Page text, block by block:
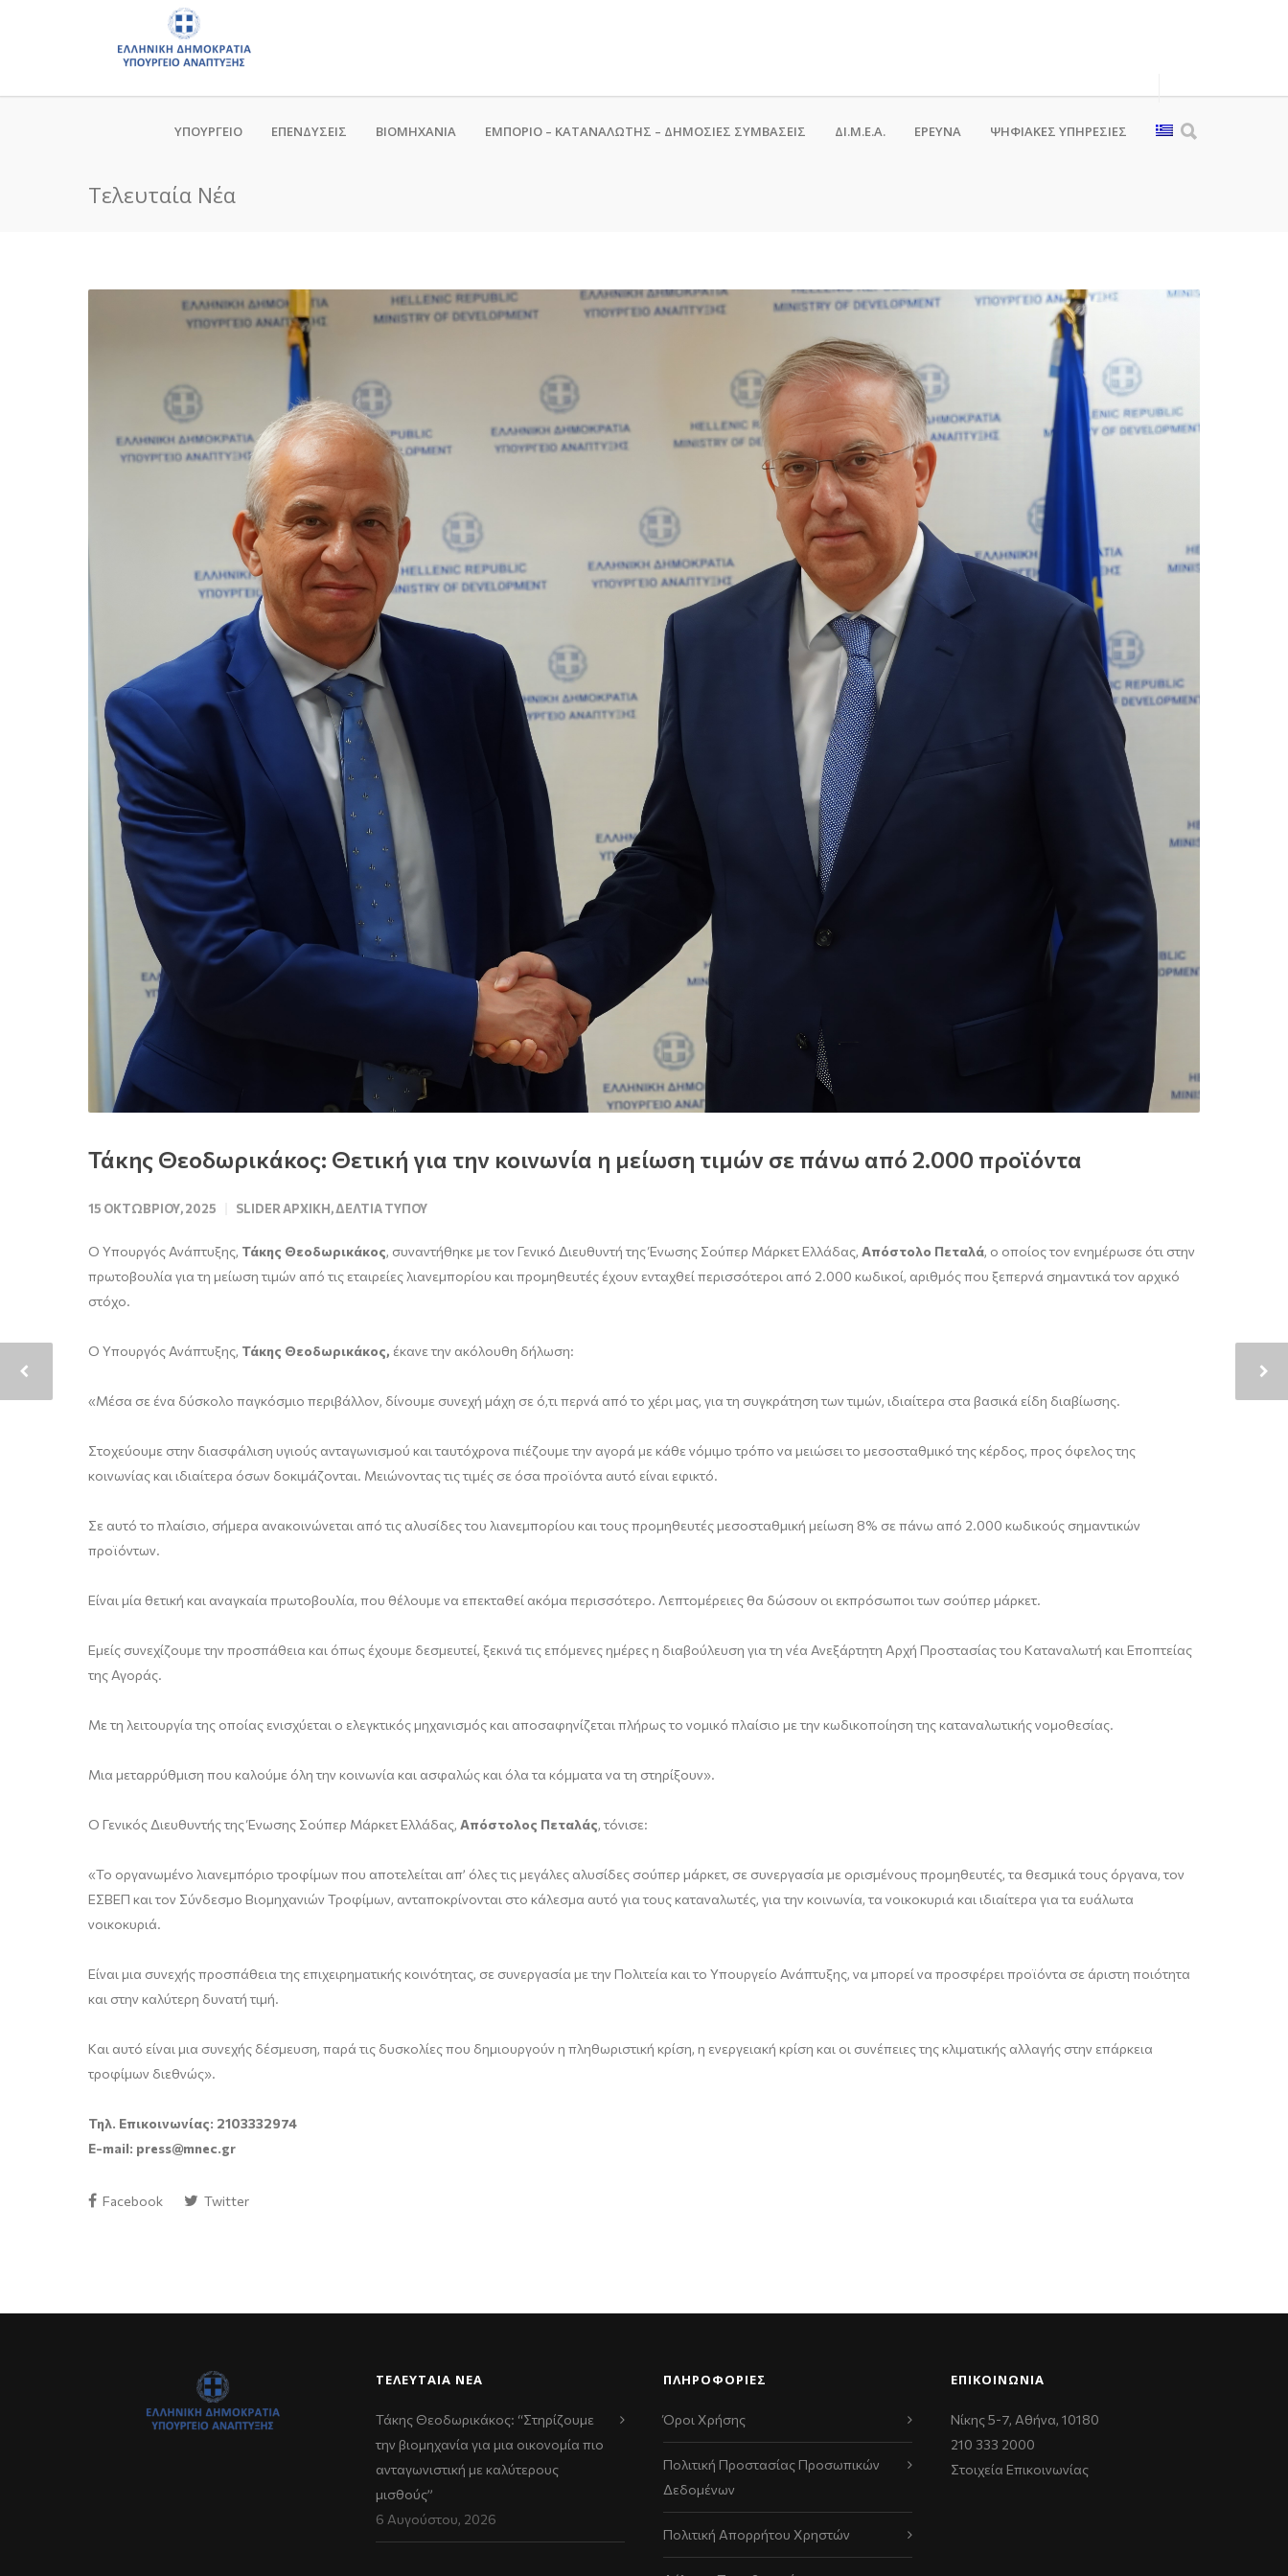
ΥΠΟΥΡΓΕΙΟ ΕΠΕΝΔΥΣΕΙΣ ΒΙΟΜΗΧΑΝΙΑ ΕΜΠΟΡΙΟ – ΚΑΤΑΝΑΛΩΤΗΣ – ΔΗΜΟΣΙΕΣ ΣΥΜΒΑΣΕΙΣ ΔΙ.Μ.Ε.Α. ΕΡΕΥΝΑ ΨΗΦΙΑΚΈΣ ΥΠΗΡΕΣΊΕΣ
Τελευταία Νέα
Τάκης Θεοδωρικάκος: Θετική για την κοινωνία η μείωση τιμών σε πάνω από 2.000 προϊόντα
15 ΟΚΤΩΒΡΊΟΥ, 2025 SLIDER ΑΡΧΙΚΉ,ΔΕΛΤΊΑ ΤΎΠΟΥ
Ο Υπουργός Ανάπτυξης, Τάκης Θεοδωρικάκος, συναντήθηκε με τον Γενικό Διευθυντή της Ένωσης Σούπερ Μάρκετ Ελλάδας, Απόστολο Πεταλά, ο οποίος τον ενημέρωσε ότι στην
πρωτοβουλία για τη μείωση τιμών από τις εταιρείες λιανεμπορίου και προμηθευτές έχουν ενταχθεί περισσότεροι από 2.000 κωδικοί, αριθμός που ξεπερνά σημαντικά τον αρχικό
στόχο.
O Υπουργός Ανάπτυξης, Τάκης Θεοδωρικάκος, έκανε την ακόλουθη δήλωση:
«Μέσα σε ένα δύσκολο παγκόσμιο περιβάλλον, δίνουμε συνεχή μάχη σε ό,τι περνά από το χέρι μας, για τη συγκράτηση των τιμών, ιδιαίτερα στα βασικά είδη διαβίωσης.
Στοχεύουμε στην διασφάλιση υγιούς ανταγωνισμού και ταυτόχρονα πιέζουμε την αγορά με κάθε νόμιμο τρόπο να μειώσει το μεσοσταθμικό της κέρδος, προς όφελος της
κοινωνίας και ιδιαίτερα όσων δοκιμάζονται. Μειώνοντας τις τιμές σε όσα προϊόντα αυτό είναι εφικτό.
Σε αυτό το πλαίσιο, σήμερα ανακοινώνεται από τις αλυσίδες του λιανεμπορίου και τους προμηθευτές μεσοσταθμική μείωση 8% σε πάνω από 2.000 κωδικούς σημαντικών
προϊόντων.
Είναι μία θετική και αναγκαία πρωτοβουλία, που θέλουμε να επεκταθεί ακόμα περισσότερο. Λεπτομέρειες θα δώσουν οι εκπρόσωποι των σούπερ μάρκετ.
Εμείς συνεχίζουμε την προσπάθεια και όπως έχουμε δεσμευτεί, ξεκινά τις επόμενες ημέρες η διαβούλευση για τη νέα Ανεξάρτητη Αρχή Προστασίας του Καταναλωτή και Εποπτείας
της Αγοράς.
Με τη λειτουργία της οποίας ενισχύεται ο ελεγκτικός μηχανισμός και αποσαφηνίζεται πλήρως το νομικό πλαίσιο με την κωδικοποίηση της καταναλωτικής νομοθεσίας.
Μια μεταρρύθμιση που καλούμε όλη την κοινωνία και ασφαλώς και όλα τα κόμματα να τη στηρίξουν».
O Γενικός Διευθυντής της Ένωσης Σούπερ Μάρκετ Ελλάδας, Απόστολος Πεταλάς, τόνισε:
«Το οργανωμένο λιανεμπόριο τροφίμων που αποτελείται απ’ όλες τις μεγάλες αλυσίδες σούπερ μάρκετ, σε συνεργασία με ορισμένους προμηθευτές, τα θεσμικά τους όργανα, τον
ΕΣΒΕΠ και τον Σύνδεσμο Βιομηχανιών Τροφίμων, ανταποκρίνονται στο κάλεσμα αυτό για τους καταναλωτές, για την κοινωνία, τα νοικοκυριά και ιδιαίτερα για τα ευάλωτα
νοικοκυριά.
Είναι μια συνεχής προσπάθεια της επιχειρηματικής κοινότητας, σε συνεργασία με την Πολιτεία και το Υπουργείο Ανάπτυξης, να μπορεί να προσφέρει προϊόντα σε άριστη ποιότητα
και στην καλύτερη δυνατή τιμή.
Και αυτό είναι μια συνεχής δέσμευση, παρά τις δυσκολίες που δημιουργούν η πληθωριστική κρίση, η ενεργειακή κρίση και οι συνέπειες της κλιματικής αλλαγής στην επάρκεια
τροφίμων διεθνώς».
Τηλ. Επικοινωνίας: 2103332974
E-mail: press@mnec.gr
Facebook Twitter
ΤΕΛΕΥΤΑΊΑ ΝΈΑ
Τάκης Θεοδωρικάκος: “Στηρίζουμε
την βιομηχανία για μια οικονομία πιο
ανταγωνιστική με καλύτερους
μισθούς”
6 Αυγούστου, 2026
ΠΛΗΡΟΦΟΡΙΕΣ
Όροι Χρήσης
Πολιτική Προστασίας Προσωπικών
Δεδομένων
Πολιτική Απορρήτου Χρηστών
ΕΠΙΚΟΙΝΩΝΊΑ
Νίκης 5-7, Αθήνα, 10180
210 333 2000
Στοιχεία Επικοινωνίας